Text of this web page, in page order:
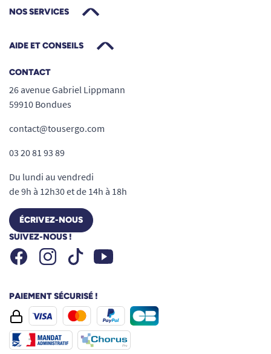
aux exigences d’un usage intensif.
NOS SERVICES
AIDE ET CONSEILS
CONTACT
26 avenue Gabriel Lippmann
59910 Bondues
contact@tousergo.com
03 20 81 93 89
Du lundi au vendredi
de 9h à 12h30 et de 14h à 18h
ÉCRIVEZ-NOUS
SUIVEZ-NOUS !
FacebookInstagramTiktok Youtube
PAIEMENT SÉCURISÉ !